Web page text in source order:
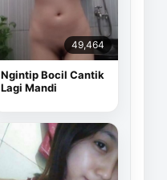
49,464
Ngintip Bocil Cantik
Lagi Mandi